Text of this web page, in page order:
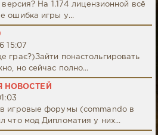
На 1.174 лицензионной всё
ошибка игры у...
15:07
грає?)Зайти понастольгировать
но сейчас полно...
НОВОСТЕЙ
игровые форумы (commando в
что мод Дипломатия у них...